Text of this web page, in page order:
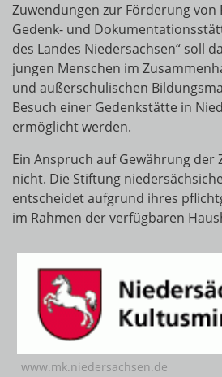
Zuwendungen zur Förderung von
Gedenk- und
des Landes Niedersachsen“ soll
jungen Menschen im
und außerschulischen
Besuch einer Gedenkstätte in
ermöglicht werden.
Ein Anspruch auf Gewährung der
nicht. Die Stiftung
entscheidet aufgrund ihres
im Rahmen der verfügbaren
www.mk.niedersachsen.de